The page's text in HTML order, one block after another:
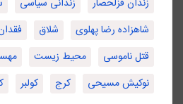
شاهزاده رضا پهلوی
شلاق
قتل ناموسی
محیط زیست
نوکیش مسیحی
کرج کولبر